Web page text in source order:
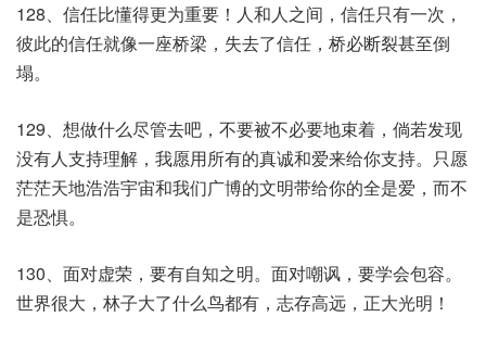
128、信任比懂得更为重要！人和人之间，信任只有一次，
彼此的信任就像一座桥梁，失去了信任，桥必断裂甚至倒
塌。
129、想做什么尽管去吧，不要被不必要地束着，倘若发现
没有人支持理解，我愿用所有的真诚和爱来给你支持。只愿
茫茫天地浩浩宇宙和我们广博的文明带给你的全是爱，而不
是恐惧。
130、面对虚荣，要有自知之明。面对嘲讽，要学会包容。
世界很大，林子大了什么鸟都有，志存高远，正大光明！